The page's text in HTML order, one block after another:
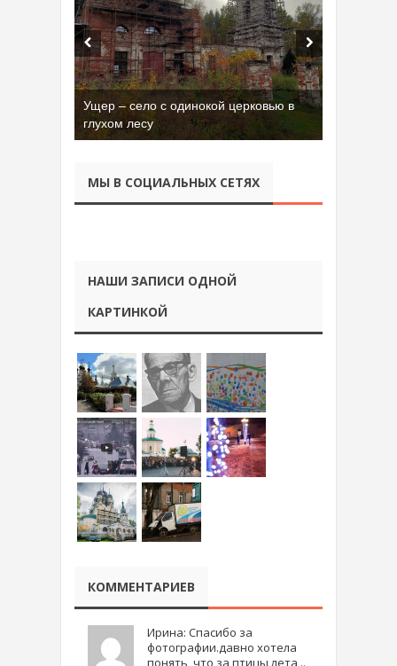
Ущер – село с одинокой церковью в
глухом лесу
МЫ В СОЦИАЛЬНЫХ СЕТЯХ
НАШИ ЗАПИСИ ОДНОЙ
КАРТИНКОЙ
КОММЕНТАРИЕВ
Ирина: Спасибо за
фотографии.давно хотела
понять, что за птицы лета ..